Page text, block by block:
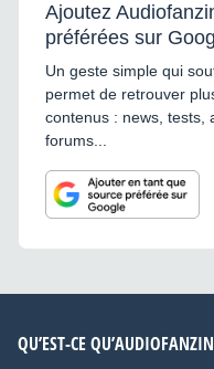
Ajoutez
préférées sur
Un geste simple qui
permet de retrouver
contenus : news, tests,
forums...
QU’EST-CE